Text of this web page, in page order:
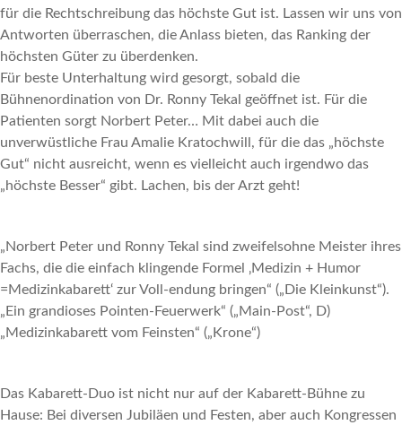
für die Rechtschreibung das höchste Gut ist. Lassen wir uns von
Antworten überraschen, die Anlass bieten, das Ranking der
höchsten Güter zu überdenken.
Für beste Unterhaltung wird gesorgt, sobald die
Bühnenordination von Dr. Ronny Tekal geöffnet ist. Für die
Patienten sorgt Norbert Peter… Mit dabei auch die
unverwüstliche Frau Amalie Kratochwill, für die das „höchste
Gut“ nicht ausreicht, wenn es vielleicht auch irgendwo das
„höchste Besser“ gibt. Lachen, bis der Arzt geht!
„Norbert Peter und Ronny Tekal sind zweifelsohne Meister ihres
Fachs, die die einfach klingende Formel ‚Medizin + Humor
=Medizinkabarett‘ zur Voll-endung bringen“ („Die Kleinkunst“).
„Ein grandioses Pointen-Feuerwerk“ („Main-Post“, D)
„Medizinkabarett vom Feinsten“ („Krone“)
Das Kabarett-Duo ist nicht nur auf der Kabarett-Bühne zu
Hause: Bei diversen Jubiläen und Festen, aber auch Kongressen